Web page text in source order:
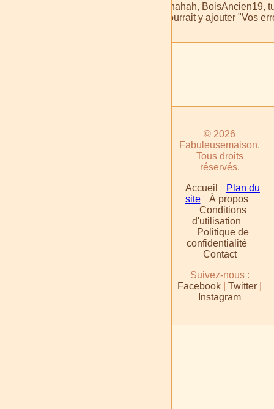
Ahahah, BoisAncien19,
pourrait y ajouter "Vos
© 2026
Fabuleusemaison.
Tous droits
réservés.
Accueil
Plan du
site
À propos
Conditions
d'utilisation
Politique de
confidentialité
Contact
Suivez-nous :
Facebook
Twitter
Instagram